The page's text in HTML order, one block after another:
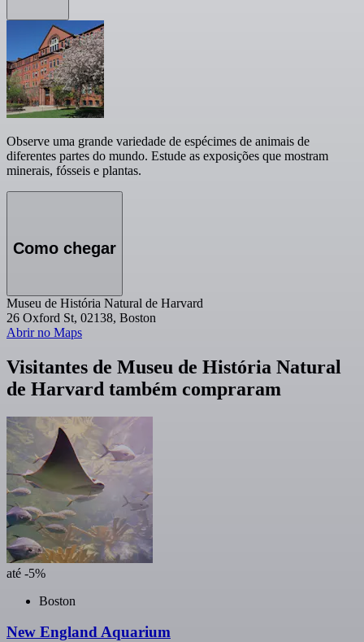
Observe uma grande variedade de espécimes de animais de
diferentes partes do mundo. Estude as exposições que mostram
minerais, fósseis e plantas.
Como chegar
Museu de História Natural de Harvard
26 Oxford St, 02138, Boston
Abrir no Maps
Visitantes de Museu de História Natural
de Harvard também compraram
até -5%
Boston
New England Aquarium